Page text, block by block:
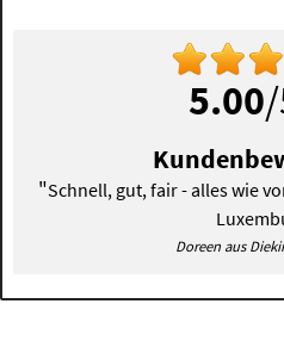
5.00
"Schnell, gut, fair - alles wie
Doreen aus